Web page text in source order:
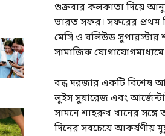
শুক্রবার কলকাতা দিয়ে
ভারত সফর। সফরের প্রথম
মেসি ও বলিউড সুপারস্টার
সামাজিক যোগাযোগমাধ্যমে
বন্ধ দরজার একটি বিশেষ
লুইস সুয়ারেজ এবং
সামনে শাহরুখ খানের সঙ্গে
দিনের সবচেয়ে আকর্ষণীয়